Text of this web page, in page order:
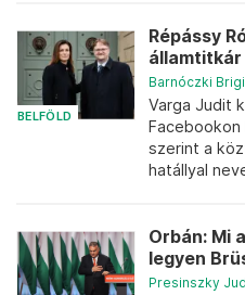
BELFÖLD
Répássy
Barnóczki
Varga Judit
szerint a
hatállyal
Orbán: Mi
legyen
Presinszky